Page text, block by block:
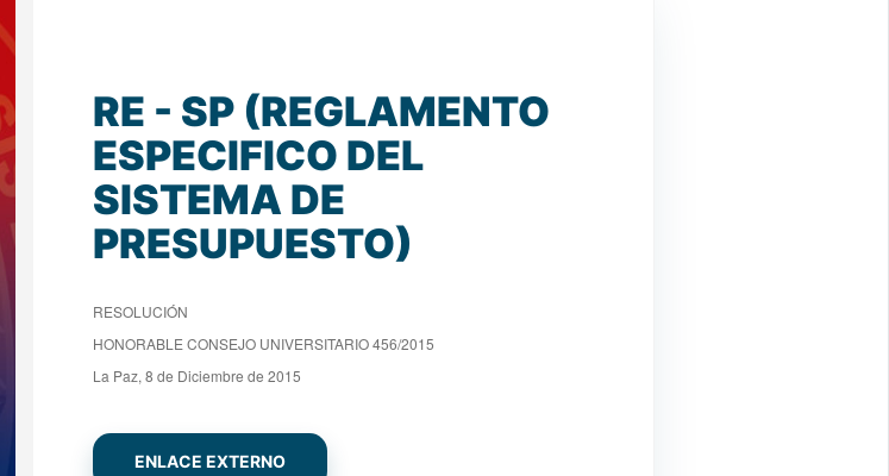
RE - SP (REGLAMENTO
ESPECIFICO DEL
SISTEMA DE
PRESUPUESTO)
RESOLUCIÓN
HONORABLE CONSEJO UNIVERSITARIO 456/2015
La Paz, 8 de Diciembre de 2015
ENLACE EXTERNO